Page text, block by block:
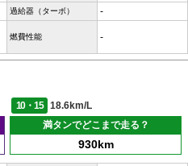
過給器（ターボ） -
燃費性能 -
10・15
18.6km/L
満タンでどこまで走る？
930km